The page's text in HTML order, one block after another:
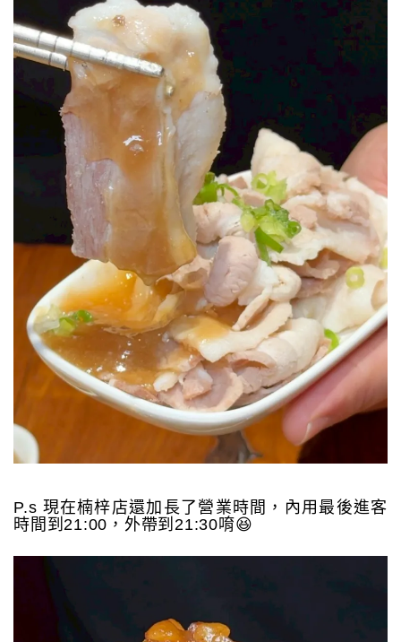
P.s 現在楠梓店還加長了營業時間，內用最後進客
時間到21:00，外帶到21:30唷😆